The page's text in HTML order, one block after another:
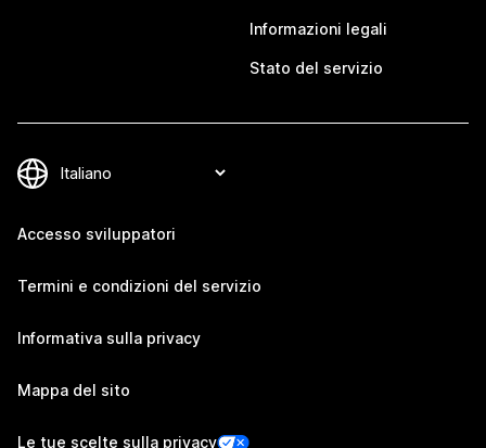
Informazioni legali
Stato del servizio
Accesso sviluppatori
Termini e condizioni del servizio
Informativa sulla privacy
Mappa del sito
Le tue scelte sulla privacy